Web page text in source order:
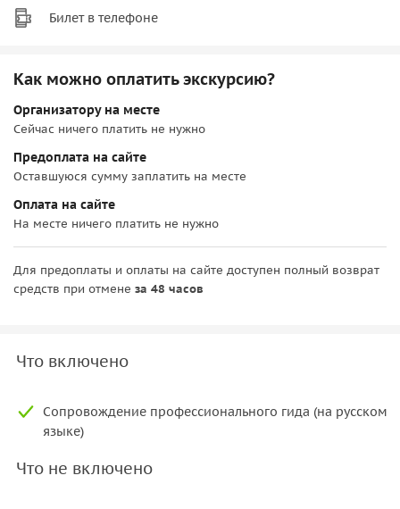
Билет в телефоне
Как можно оплатить экскурсию?
Организатору на месте
Сейчас ничего платить не нужно
Предоплата на сайте
Оставшуюся сумму заплатить на месте
Оплата на сайте
На месте ничего платить не нужно
Для предоплаты и оплаты на сайте доступен полный возврат
средств при отмене за 48 часов
Что включено
Сопровождение профессионального гида (на русском
языке)
Что не включено